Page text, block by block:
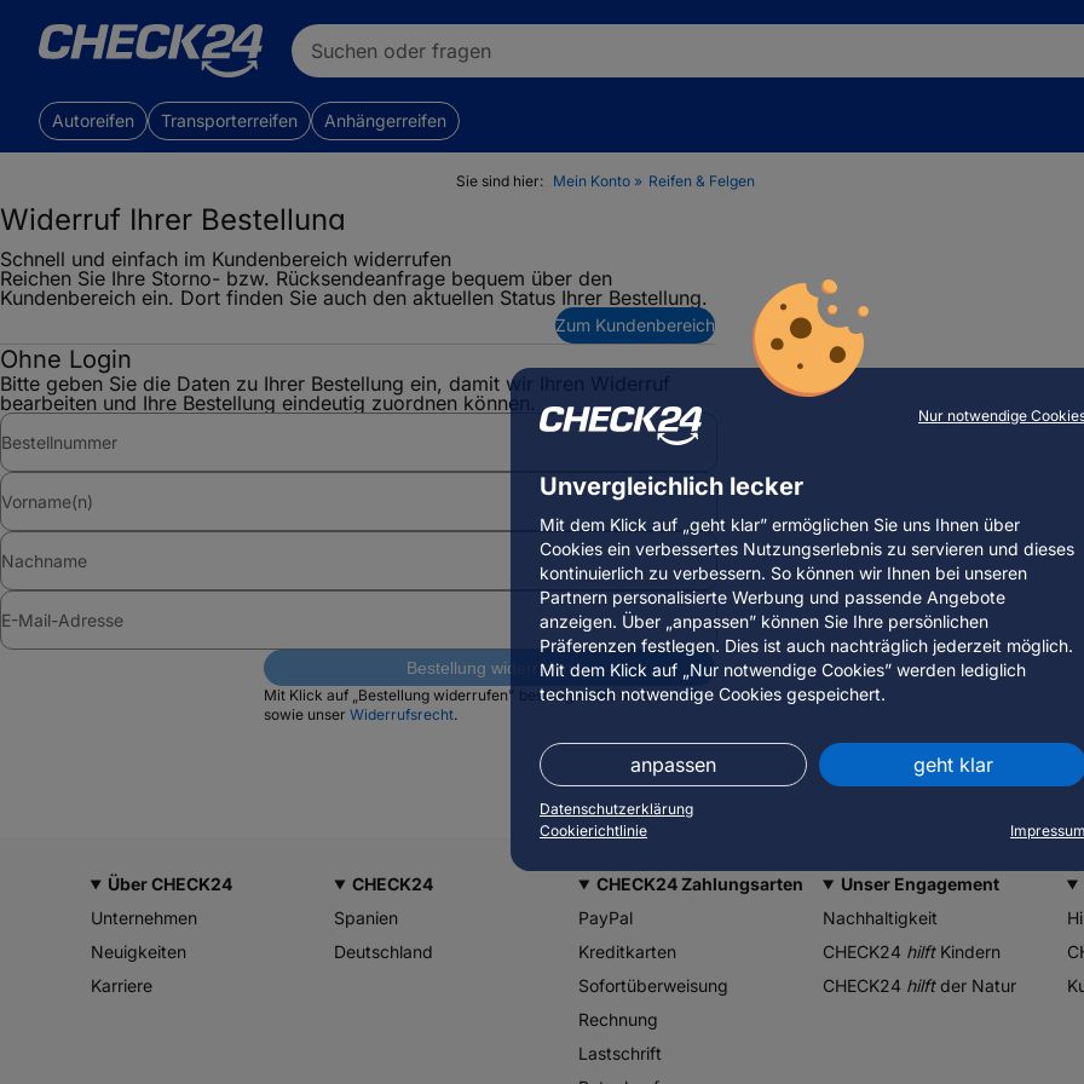
Nur notwendige
Unvergleichlich lecker
Mit dem Klick auf „geht klar” ermöglichen Sie uns Ihnen über
Cookies ein verbessertes Nutzungserlebnis zu servieren und dieses
kontinuierlich zu verbessern. So können wir Ihnen bei unseren
Partnern personalisierte Werbung und passende Angebote
anzeigen. Über „anpassen” können Sie Ihre persönlichen
Präferenzen festlegen. Dies ist auch nachträglich jederzeit möglich.
Mit dem Klick auf „Nur notwendige Cookies” werden lediglich
technisch notwendige Cookies gespeichert.
anpassen geht klar
Datenschutzerklärung
Cookierichtlinie
Impressum
Suchen oder fragen
Autoreifen Transporterreifen Anhängerreifen
Sie sind hier: Mein Konto Reifen & Felgen
Widerruf Ihrer Bestellung
Schnell und einfach im Kundenbereich widerrufen
Reichen Sie Ihre Storno- bzw. Rücksendeanfrage bequem über den
Kundenbereich ein. Dort finden Sie auch den aktuellen Status Ihrer Bestellung.
Zum Kundenbereich
Ohne Login
Bitte geben Sie die Daten zu Ihrer Bestellung ein, damit wir Ihren Widerruf
bearbeiten und Ihre Bestellung eindeutig zuordnen können.
Bestellnummer
Vorname(n)
Nachname
E-Mail-Adresse
Bestellung widerrufen
Mit Klick auf „Bestellung widerrufen" bestätigen Sie unsere AGB
sowie unser Widerrufsrecht.
Über CHECK24
Unternehmen
Neuigkeiten
Karriere
CHECK24
Spanien
Deutschland
CHECK24 Zahlungsarten
PayPal
Kreditkarten
Sofortüberweisung
Rechnung
Lastschrift
Unser Engagement
Nachhaltigkeit
CHECK24 hilftKindern
CHECK24 hilftder Natur